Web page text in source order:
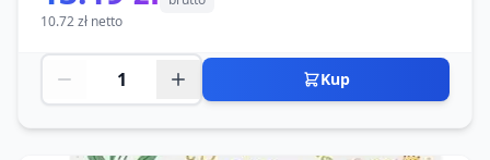
10.72 zł netto
Kup